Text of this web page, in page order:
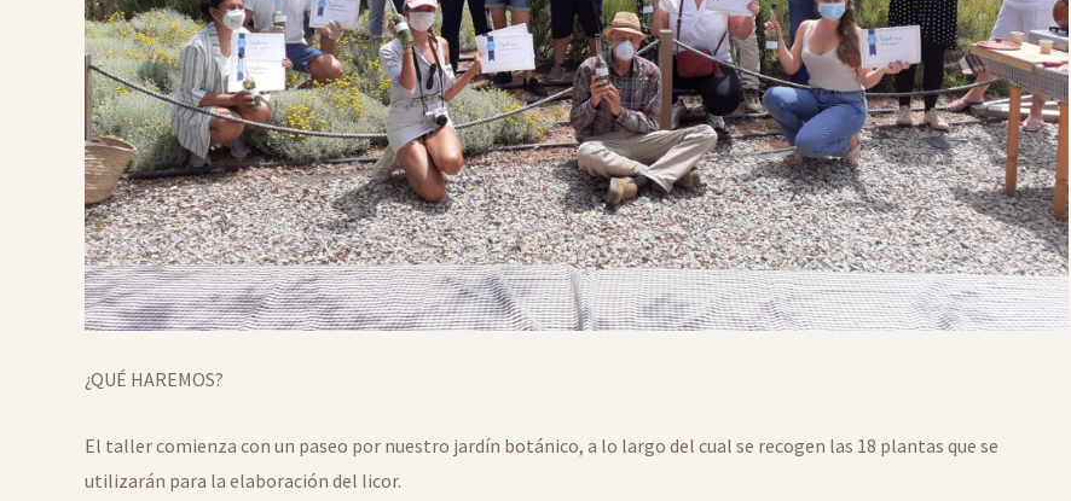
¿QUÉ HAREMOS?
El taller comienza con un paseo por nuestro jardín botánico, a lo largo del cual se recogen las 18 plantas que se
utilizarán para la elaboración del licor.